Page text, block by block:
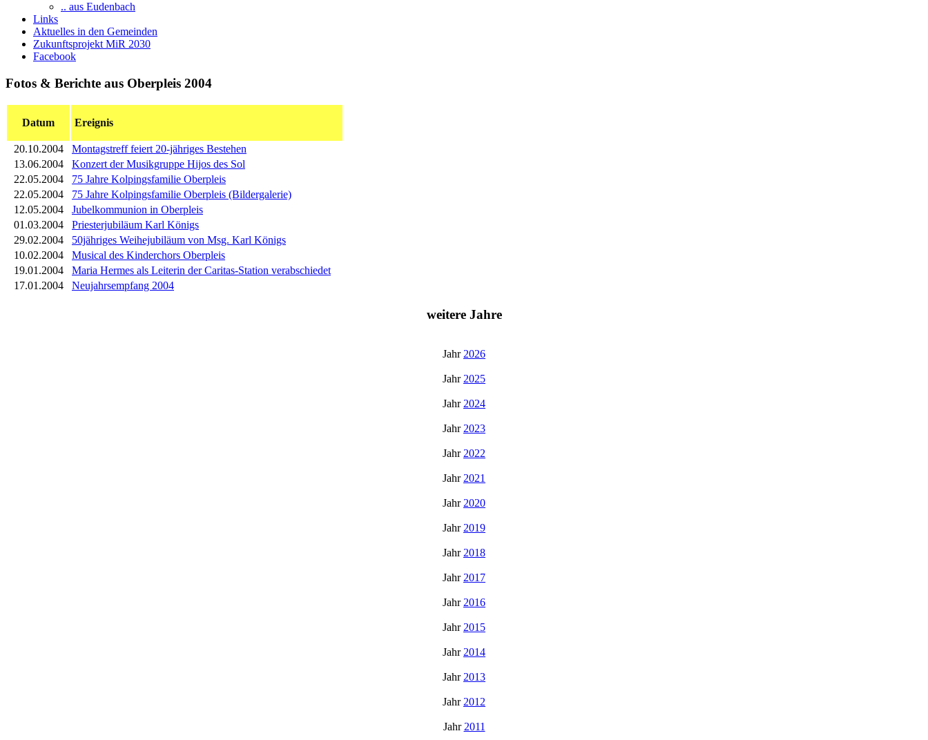
.. aus Eudenbach
Links
Aktuelles in den Gemeinden
Zukunftsprojekt MiR 2030
Facebook
Fotos & Berichte aus Oberpleis 2004
Datum Ereignis
20.10.2004
Montagstreff feiert 20-jähriges Bestehen
13.06.2004
Konzert der Musikgruppe Hijos des Sol
22.05.2004
75 Jahre Kolpingsfamilie Oberpleis
22.05.2004
75 Jahre Kolpingsfamilie Oberpleis (Bildergalerie)
12.05.2004
Jubelkommunion in Oberpleis
01.03.2004
Priesterjubiläum Karl Königs
29.02.2004
50jähriges Weihejubiläum von Msg. Karl Königs
10.02.2004
Musical des Kinderchors Oberpleis
19.01.2004
Maria Hermes als Leiterin der Caritas-Station verabschiedet
17.01.2004
Neujahrsempfang 2004
weitere Jahre
Jahr 2026
Jahr 2025
Jahr 2024
Jahr 2023
Jahr 2022
Jahr 2021
Jahr 2020
Jahr 2019
Jahr 2018
Jahr 2017
Jahr 2016
Jahr 2015
Jahr 2014
Jahr 2013
Jahr 2012
Jahr 2011